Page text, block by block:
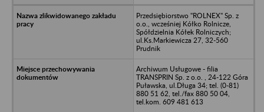
Przedsiębiorstwo "ROLNEX" Sp. z
o.o., wcześniej Kółko Rolnicze,
Spółdzielnia Kółek Rolniczych;
ul.Ks.Markiewicza 27, 32-560
Prudnik
Archiwum Usługowe - filia
TRANSPRIN Sp. z o.o. , 24-122 Góra
Puławska, ul.Długa 34; tel. (0-81)
880 51 62, tel./fax 880 50 04,
tel.kom. 609 481 613